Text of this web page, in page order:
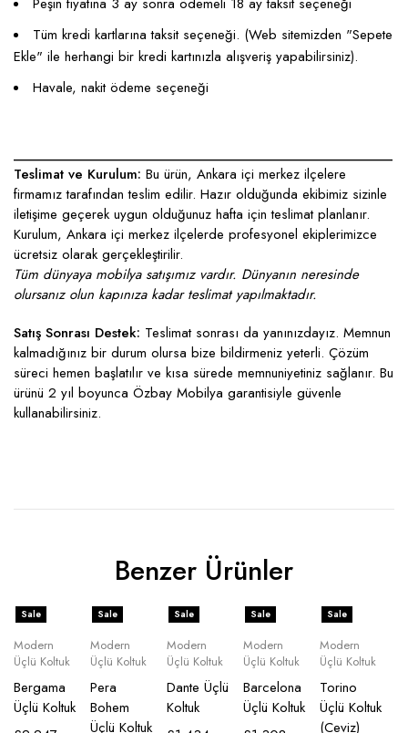
Tüm kredi kartlarına taksit seçeneği. (Web sitemizden "Sepete
Ekle" ile herhangi bir kredi kartınızla alışveriş yapabilirsiniz).
Havale, nakit ödeme seçeneği
____________________________________________________
Teslimat ve Kurulum: Bu ürün, Ankara içi merkez ilçelere
firmamız tarafından teslim edilir. Hazır olduğunda ekibimiz sizinle
iletişime geçerek uygun olduğunuz hafta için teslimat planlanır.
Kurulum, Ankara içi merkez ilçelerde profesyonel ekiplerimizce
ücretsiz olarak gerçekleştirilir.
Tüm dünyaya mobilya satışımız vardır. Dünyanın neresinde
olursanız olun kapınıza kadar teslimat yapılmaktadır.
Satış Sonrası Destek: Teslimat sonrası da yanınızdayız. Memnun
kalmadığınız bir durum olursa bize bildirmeniz yeterli. Çözüm
süreci hemen başlatılır ve kısa sürede memnuniyetiniz sağlanır. Bu
ürünü 2 yıl boyunca Özbay Mobilya garantisiyle güvenle
kullanabilirsiniz.
Benzer Ürünler
Sale
Modern
Üçlü Koltuk
Bergama
Üçlü Koltuk
Sale
Modern
Üçlü Koltuk
Pera
Bohem
Üçlü Koltuk
Sale
Modern
Üçlü Koltuk
Dante Üçlü
Koltuk
Sale
Modern
Üçlü Koltuk
Barcelona
Üçlü Koltuk
Sale
Modern
Üçlü Koltuk
Torino
Üçlü Koltuk
(Ceviz)